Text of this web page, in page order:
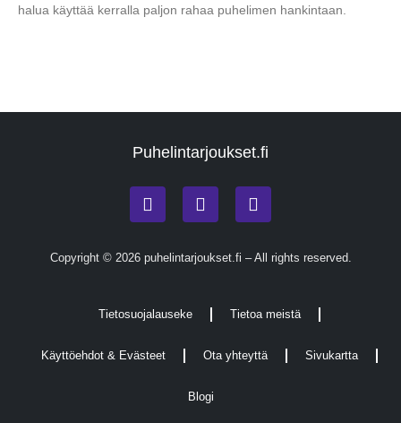
halua käyttää kerralla paljon rahaa puhelimen hankintaan.
Puhelintarjoukset.fi
Copyright © 2026 puhelintarjoukset.fi – All rights reserved.
Tietosuojalauseke Tietoa meistä
Käyttöehdot & Evästeet Ota yhteyttä Sivukartta
Blogi